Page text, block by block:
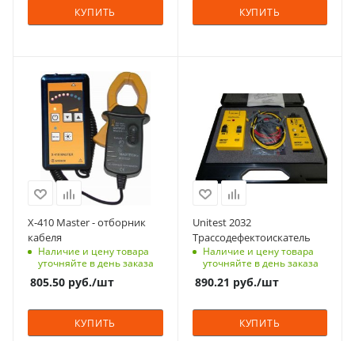
КУПИТЬ КУПИТЬ
X-410 Master - отборник
кабеля
Наличие и цену товара
уточняйте в день заказа
805.50 руб./шт
КУПИТЬ
Unitest 2032
Трассодефектоискатель
Наличие и цену товара
уточняйте в день заказа
890.21 руб./шт
КУПИТЬ